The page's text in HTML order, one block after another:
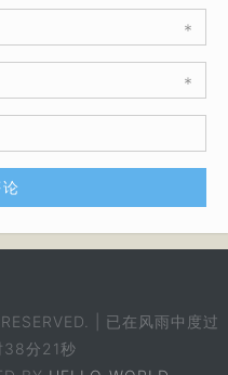
*
*
| 已在风雨中度过
分21秒